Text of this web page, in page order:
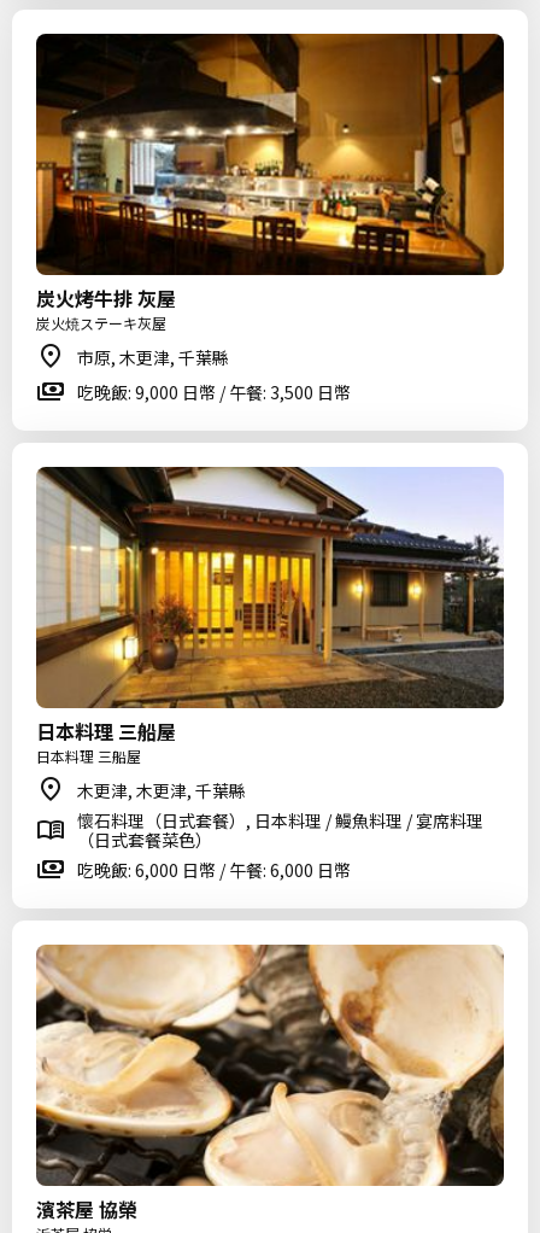
炭火烤牛排 灰屋
炭火焼ステーキ灰屋
市原, 木更津, 千葉縣
吃晚飯: 9,000 日幣 / 午餐: 3,500 日幣
日本料理 三船屋
日本料理 三船屋
木更津, 木更津, 千葉縣
懷石料理（日式套餐）, 日本料理 / 鰻魚料理 / 宴席料理
（日式套餐菜色）
吃晚飯: 6,000 日幣 / 午餐: 6,000 日幣
濱茶屋 協榮